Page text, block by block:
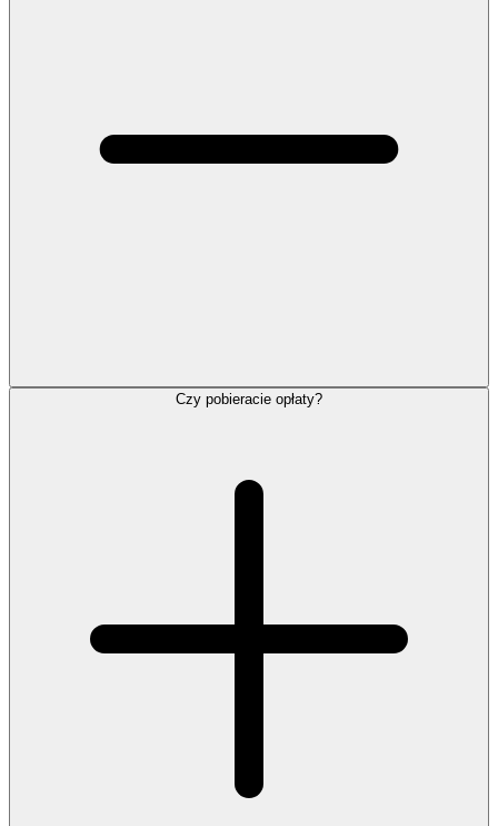
Czy pobieracie opłaty?